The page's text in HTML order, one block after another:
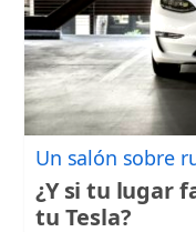
Un salón sobre
¿Y si tu lugar
tu Tesla?